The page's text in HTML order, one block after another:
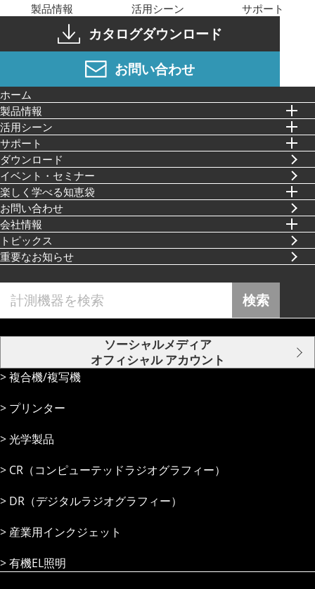
製品情報 活用シーン サポート
カタログダウンロード
お問い合わせ
ホーム
製品情報
活⽤シーン
イベント・セミナー
楽しく学べる知恵袋
サポート
お問い合わせ
ダウンロード
会社情報
トピックス
重要なお知らせ
検索
ソーシャルメディア
オフィシャル アカウント
複合機/複写機
プリンター
光学製品
CR（コンピューテッドラジオグラフィー）
DR（デジタルラジオグラフィー）
産業⽤インクジェット
有機EL照明